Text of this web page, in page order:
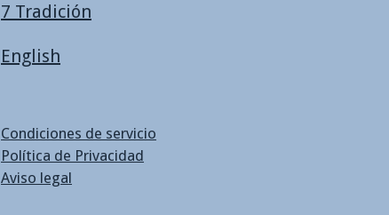
7 Tradición
English
Condiciones de servicio
Política de Privacidad
Aviso legal